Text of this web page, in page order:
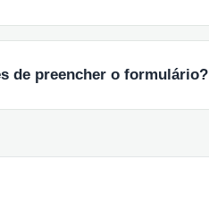
de preencher o formulário?